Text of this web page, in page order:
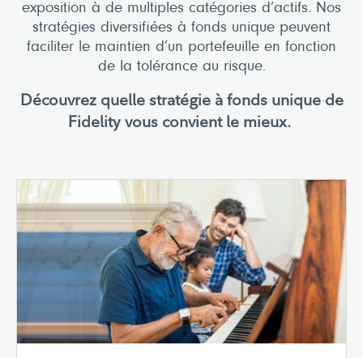
exposition à de multiples catégories d’actifs. Nos
stratégies diversifiées à fonds unique peuvent
faciliter le maintien d’un portefeuille en fonction
de la tolérance au risque.
Découvrez quelle stratégie à fonds unique de
Fidelity vous convient le mieux.